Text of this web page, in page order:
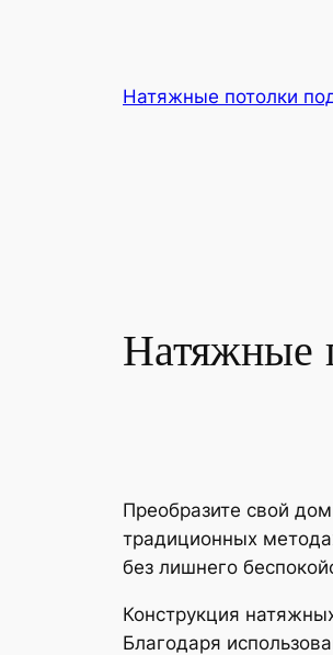
Натяжные потолки
Натяжные
Преобразите свой
традиционных
без лишнего
Конструкция
Благодаря